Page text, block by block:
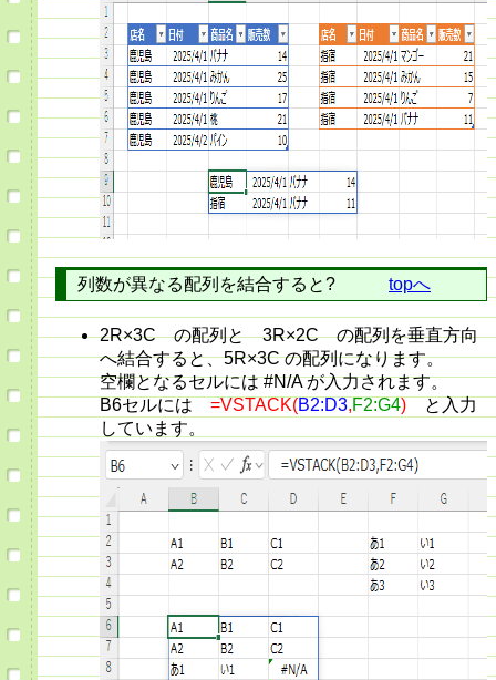
列数が異なる配列を結合すると? topへ
2R×3C の配列と 3R×2C の配列を垂直方向
へ結合すると、5R×3C の配列になります。
空欄となるセルには #N/A が入力されます。
B6セルには =VSTACK(B2:D3,F2:G4) と入力
しています。